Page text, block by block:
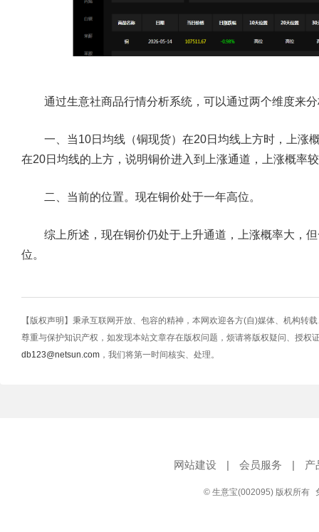
通过生意社商品行情分析系统，可以通过两个维度来
一、当10日均线（铜现货）在20日均线上方时，上涨
在20日均线的上方，说明铜价进入到上涨通道，上涨概率
二、当前的位置。现在铜价处于一年高位。
综上所述，现在铜价仍处于上升通道，上涨概率大，但
位。
【版权声明】秉承互联网开放、包容的精神，本网欢迎各方(自)媒体、机构转
尊重与保护知识产权，如发现本站文章存在版权问题，烦请将版权疑问、授权
db123@netsun.com ，我们将第一时间核实、处理。
网站建设 | 会员服务 | 产
© 生意宝(002095) 版权所有